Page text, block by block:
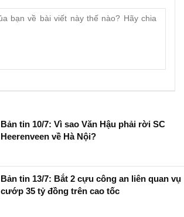
Bản tin 10/7: Vì sao Văn Hậu phải rời SC
Heerenveen về Hà Nội?
Bản tin 13/7: Bắt 2 cựu công an liên quan vụ
cướp 35 tỷ đồng trên cao tốc